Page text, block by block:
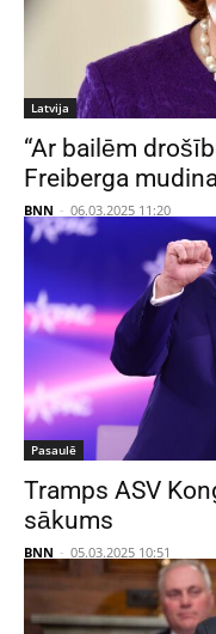
Latvija
“Ar bailēm
Freiberga
BNN - 06.03.2025 11:20
Pasaulē
Tramps ASV
sākums
BNN - 05.03.2025 10:51